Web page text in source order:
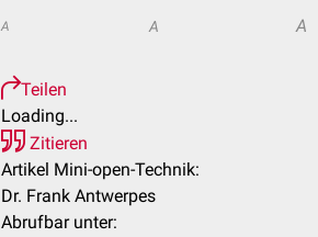
A A A
Teilen
Loading...
Zitieren
Artikel Mini-open-Technik:
Dr. Frank Antwerpes
Abrufbar unter: